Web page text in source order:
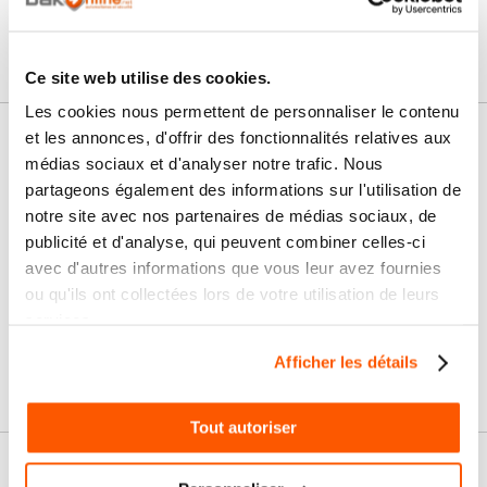
Ce site web utilise des cookies.
Les cookies nous permettent de personnaliser le contenu
et les annonces, d'offrir des fonctionnalités relatives aux
médias sociaux et d'analyser notre trafic. Nous
partageons également des informations sur l'utilisation de
notre site avec nos partenaires de médias sociaux, de
publicité et d'analyse, qui peuvent combiner celles-ci
avec d'autres informations que vous leur avez fournies
ou qu'ils ont collectées lors de votre utilisation de leurs
Afficher les détails
Tout autoriser
Connectez vous pour poser votre question
Nos services
Paiement
100% sécurisé
Paiement en
3x sans frais
Livraison
24/72H
SAV & Retours